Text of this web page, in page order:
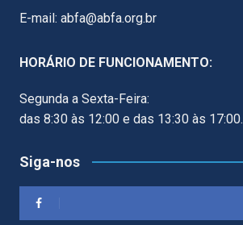
E-mail: abfa@abfa.org.br
HORÁRIO DE FUNCIONAMENTO:
Segunda a Sexta-Feira:
das 8:30 às 12:00 e das 13:30 às 17:00.
Siga-nos